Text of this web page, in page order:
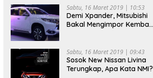
Sabtu, 16 Maret 2019 | 10:53
Demi Xpander, Mitsubishi
Bakal Mengimpor Kembali
Sabtu, 16 Maret 2019 | 09:43
Sosok New Nissan Livina
Terungkap, Apa Kata NMI?